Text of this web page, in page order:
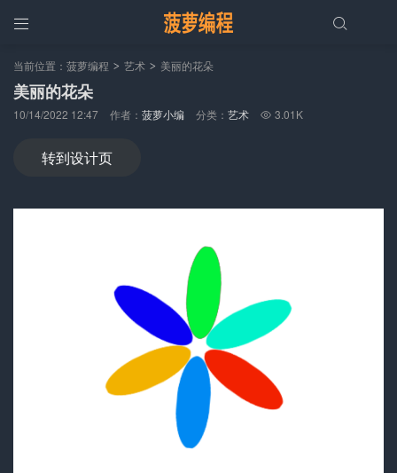
 
当前位置： 菠萝编程 > 艺术 > 美丽的花朵
美丽的花朵
10/14/2022 12:47 作者： 菠萝小编 分类： 艺术  3.01K
转到设计页